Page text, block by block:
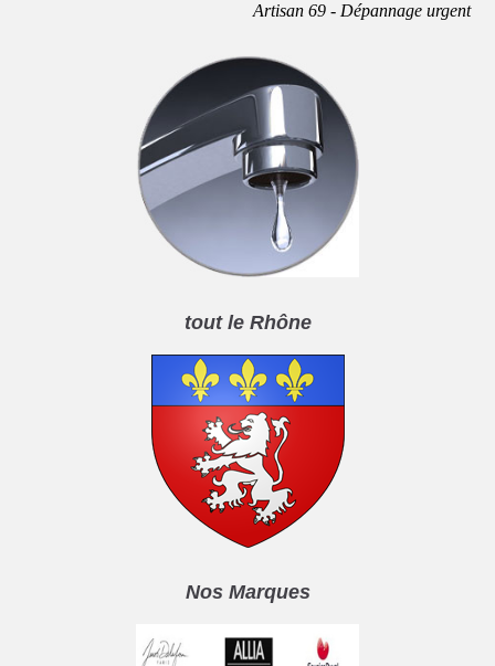
Artisan 69 - Dépannage urgent
tout le Rhône
Nos Marques